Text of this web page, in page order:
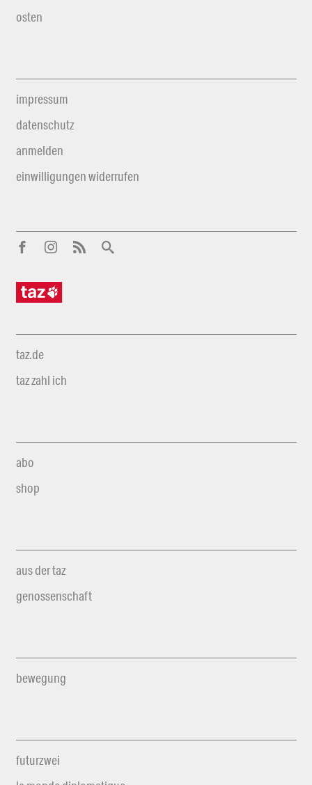
osten
impressum
datenschutz
anmelden
einwilligungen widerrufen
taz.de
taz zahl ich
abo
shop
aus der taz
genossenschaft
bewegung
futurzwei